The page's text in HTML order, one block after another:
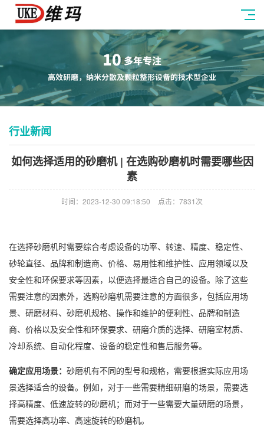
行业新闻
如何选择适用的砂磨机 | 在选购砂磨机时需要哪些因
素
时间：2023-12-30 09:18:50 点击：7831次
在选择砂磨机时需要综合考虑设备的功率、转速、精度、稳定性、
砂轮直径、品牌和制造商、价格、易用性和维护性、应用领域以及
安全性和环保要求等因素，以便选择最适合自己的设备。除了这些
需要注意的因素外，选购砂磨机需要注意的方面很多，包括应用场
景、研磨材料、砂磨机规格、操作和维护的便利性、品牌和制造
商、价格以及安全性和环保要求、研磨介质的选择、研磨室材质、
冷却系统、自动化程度、设备的稳定性和售后服务等。
确定应用场景： 砂磨机有不同的型号和规格，需要根据实际应用场
景选择适合的设备。例如，对于一些需要精细研磨的场景，需要选
择高精度、低速旋转的砂磨机；而对于一些需要大量研磨的场景，
需要选择高功率、高速旋转的砂磨机。